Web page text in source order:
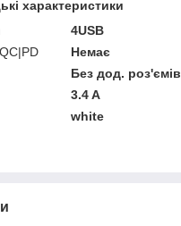
характеристики
4USB
Немає
Без дод. роз'ємів
3.4 A
white